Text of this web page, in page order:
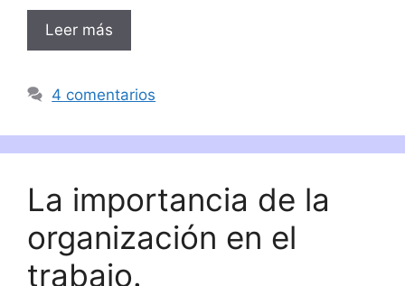
Leer más
4 comentarios
La importancia de la
organización en el
trabajo.